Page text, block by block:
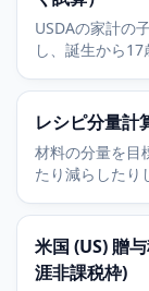
USDAの家計の
し、誕生から
レシピ分量計
材料の分量を目
たり減らしたり
米国 (US) 贈
涯非課税枠)